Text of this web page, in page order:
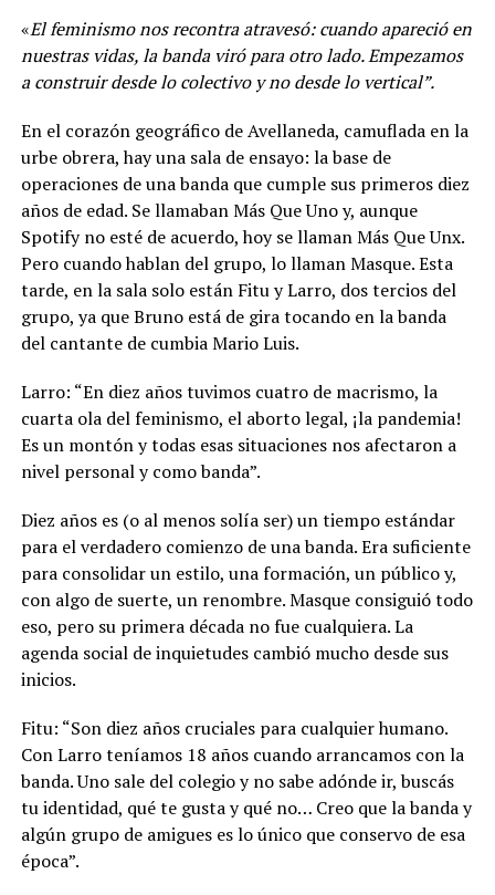
«El feminismo nos recontra atravesó: cuando apareció en
nuestras vidas, la banda viró para otro lado. Empezamos
a construir desde lo colectivo y no desde lo vertical”.
En el corazón geográfico de Avellaneda, camuflada en la
urbe obrera, hay una sala de ensayo: la base de
operaciones de una banda que cumple sus primeros diez
años de edad. Se llamaban Más Que Uno y, aunque
Spotify no esté de acuerdo, hoy se llaman Más Que Unx.
Pero cuando hablan del grupo, lo llaman Masque. Esta
tarde, en la sala solo están Fitu y Larro, dos tercios del
grupo, ya que Bruno está de gira tocando en la banda
del cantante de cumbia Mario Luis.
Larro: “En diez años tuvimos cuatro de macrismo, la
cuarta ola del feminismo, el aborto legal, ¡la pandemia!
Es un montón y todas esas situaciones nos afectaron a
nivel personal y como banda”.
Diez años es (o al menos solía ser) un tiempo estándar
para el verdadero comienzo de una banda. Era suficiente
para consolidar un estilo, una formación, un público y,
con algo de suerte, un renombre. Masque consiguió todo
eso, pero su primera década no fue cualquiera. La
agenda social de inquietudes cambió mucho desde sus
inicios.
Fitu: “Son diez años cruciales para cualquier humano.
Con Larro teníamos 18 años cuando arrancamos con la
banda. Uno sale del colegio y no sabe adónde ir, buscás
tu identidad, qué te gusta y qué no… Creo que la banda y
algún grupo de amigues es lo único que conservo de esa
época”.